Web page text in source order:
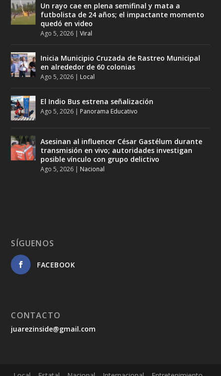
Un rayo cae en plena semifinal y mata a
futbolista de 24 años; el impactante momento
quedó en video
Ago 5, 2026 |Viral
Inicia Municipio Cruzada de Rastreo Municipal
en alrededor de 60 colonias
Ago 5, 2026 | Local
El Indio Bus estrena señalización
Ago 5, 2026 | Panorama Educativo
Asesinan al influencer César Gastélum durante
transmisión en vivo; autoridades investigan
posible vínculo con grupo delictivo
Ago 5, 2026 | Nacional
SÍGUENOS
FACEBOOK
CONTACTO
juarezinside@gmail.com